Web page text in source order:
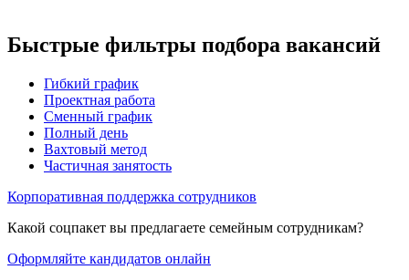
Быстрые фильтры подбора вакансий
Гибкий график
Проектная работа
Сменный график
Полный день
Вахтовый метод
Частичная занятость
Корпоративная поддержка сотрудников
Какой соцпакет вы предлагаете семейным сотрудникам?
Оформляйте кандидатов онлайн